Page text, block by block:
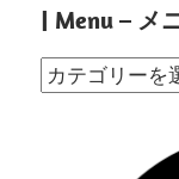
| Menu – メ